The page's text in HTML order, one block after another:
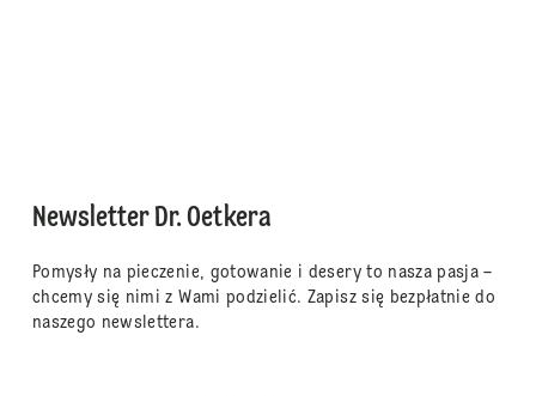
Newsletter Dr. Oetkera
Pomysły na pieczenie, gotowanie i desery to nasza pasja –
chcemy się nimi z Wami podzielić. Zapisz się bezpłatnie do
naszego newslettera.